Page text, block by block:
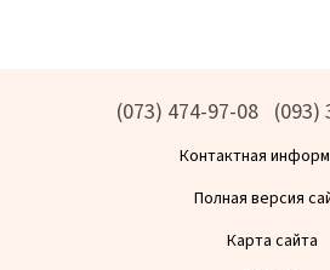
(073) 474-97-08 (093)
Контактная
Полная версия
Карта сайта